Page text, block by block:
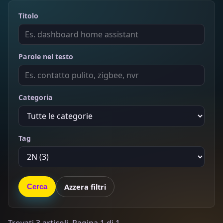
Titolo
Parole nel testo
Categoria
Tag
Cerca Azzera filtri